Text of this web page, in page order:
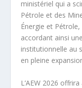
ministériel qui a
Pétrole et des
Énergie et Pétrole,
accordant ainsi
institutionnelle au
en pleine
L’AEW 2026